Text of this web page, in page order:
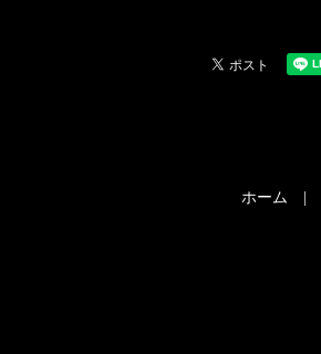
ホーム